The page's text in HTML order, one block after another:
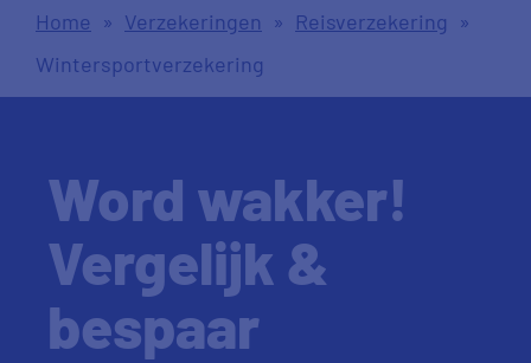
Home » Verzekeringen » Reisverzekering »
Wintersportverzekering
Word wakker!
Vergelijk &
bespaar